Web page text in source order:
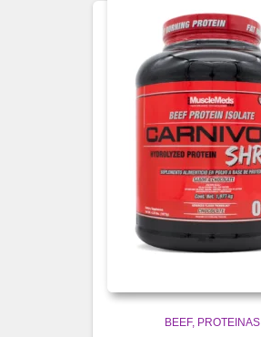
BEEF PROTEINAS